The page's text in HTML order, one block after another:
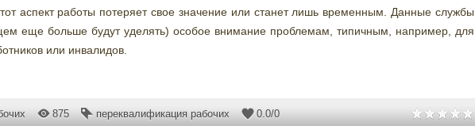
аспект работы потеряет свое значение или станет лишь временным. Данные службы
еще больше будут уделять) особое внимание проблемам, типичным, например, для
или инвалидов.
875 переквалификация рабочих 0.0/0